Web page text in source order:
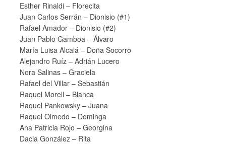
Esther Rinaldi – Florecita
Juan Carlos Serrán – Dionisio (#1)
Rafael Amador – Dionisio (#2)
Juan Pablo Gamboa – Álvaro
María Luisa Alcalá – Doña Socorro
Alejandro Ruíz – Adrián Lucero
Nora Salinas – Graciela
Rafael del Villar – Sebastián
Raquel Morell – Blanca
Raquel Pankowsky – Juana
Raquel Olmedo – Dominga
Ana Patricia Rojo – Georgina
Dacia González – Rita